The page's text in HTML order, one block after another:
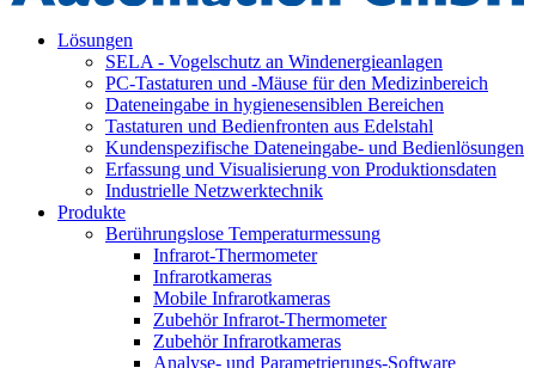
Lösungen
SELA - Vogelschutz an Windenergieanlagen
PC-Tastaturen und -Mäuse für den Medizinbereich
Dateneingabe in hygienesensiblen Bereichen
Tastaturen und Bedienfronten aus Edelstahl
Kundenspezifische Dateneingabe- und Bedienlösungen
Erfassung und Visualisierung von Produktionsdaten
Industrielle Netzwerktechnik
Produkte
Berührungslose Temperaturmessung
Infrarot-Thermometer
Infrarotkameras
Mobile Infrarotkameras
Zubehör Infrarot-Thermometer
Zubehör Infrarotkameras
Analyse- und Parametrierungs-Software